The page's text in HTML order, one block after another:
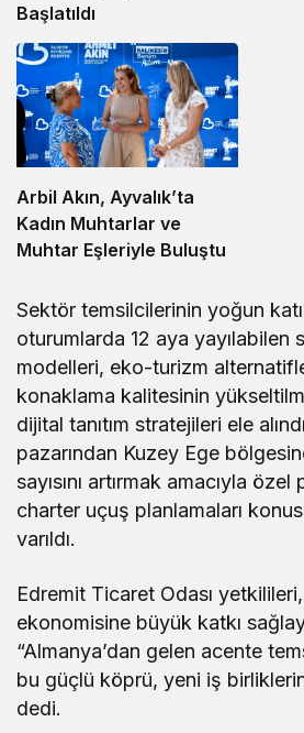
Başlatıldı
Arbil Akın, Ayvalık’ta
Kadın Muhtarlar ve
Muhtar Eşleriyle Buluştu
Sektör temsilcilerinin yoğun
oturumlarda 12 aya yayılabilen
modelleri, eko-turizm
konaklama kalitesinin
dijital tanıtım stratejileri ele
pazarından Kuzey Ege
sayısını artırmak amacıyla
charter uçuş planlamaları
varıldı.
Edremit Ticaret Odası
ekonomisine büyük katkı
“Almanya’dan gelen acente
bu güçlü köprü, yeni iş
dedi.